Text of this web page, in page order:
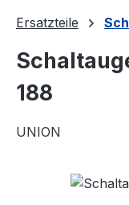
Ersatzteile
188
UNION
Bildergalerie